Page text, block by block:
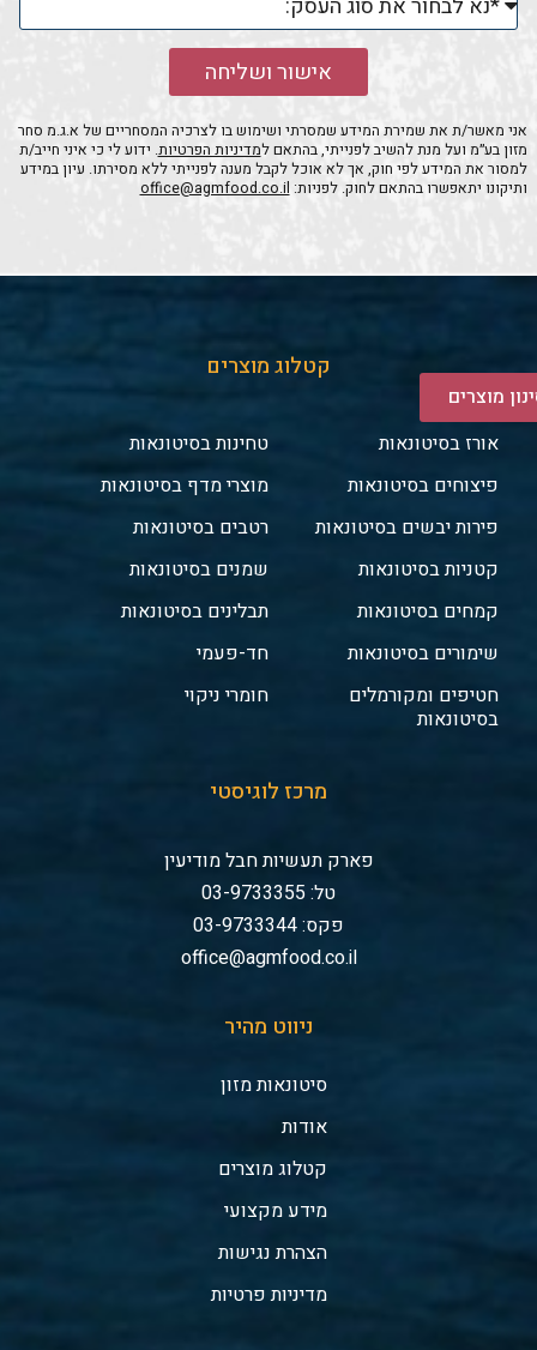
מוצרים
אישור ושליחה
אני מאשר/ת את שמירת המידע שמסרתי ושימוש בו לצרכיה המסחריים של א.ג.מ סחר
מזון בע״מ ועל מנת להשיב לפנייתי, בהתאם למדיניות הפרטיות. ידוע לי כי איני חייב/ת
למסור את המידע לפי חוק, אך לא אוכל לקבל מענה לפנייתי ללא מסירתו. עיון במידע
ותיקונו יתאפשרו בהתאם לחוק. לפניות: office@agmfood.co.il
קטלוג מוצרים
אורז בסיטונאות
פיצוחים בסיטונאות
פירות יבשים בסיטונאות
קטניות בסיטונאות
קמחים בסיטונאות
שימורים בסיטונאות
חטיפים ומקורמלים
בסיטונאות
טחינות בסיטונאות
מוצרי מדף בסיטונאות
רטבים בסיטונאות
שמנים בסיטונאות
תבלינים בסיטונאות
חד-פעמי
חומרי ניקוי
מרכז לוגיסטי
פארק תעשיות חבל מודיעין
טל: 03-9733355
פקס: 03-9733344
office@agmfood.co.il
ניווט מהיר
סיטונאות מזון
אודות
קטלוג מוצרים
מידע מקצועי
הצהרת נגישות
מדיניות פרטיות